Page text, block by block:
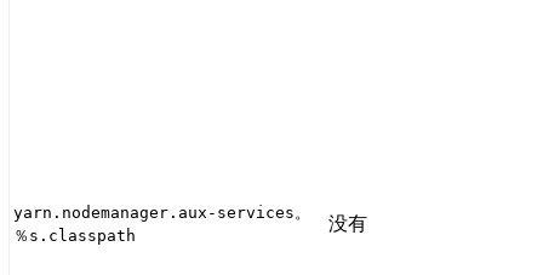
yarn.nodemanager.aux-services。
％s.classpath
没有